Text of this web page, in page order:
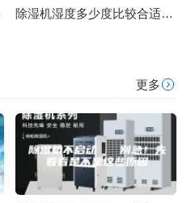
除湿机湿度多少度比较合适 60度最佳
更多